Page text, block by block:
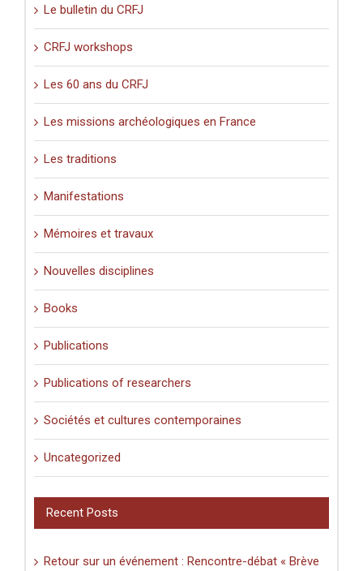
Le bulletin du CRFJ
CRFJ workshops
Les 60 ans du CRFJ
Les missions archéologiques en France
Les traditions
Manifestations
Mémoires et travaux
Nouvelles disciplines
Books
Publications
Publications of researchers
Sociétés et cultures contemporaines
Uncategorized
Recent Posts
Retour sur un événement : Rencontre-débat « Brève